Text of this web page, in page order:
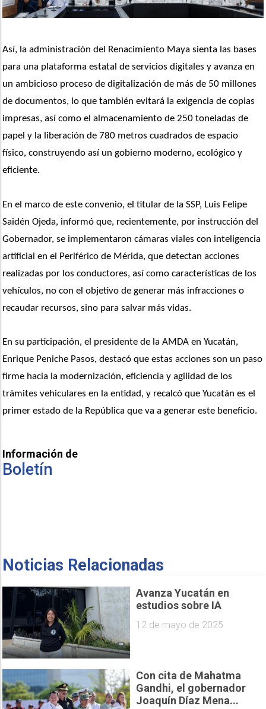
Así, la administración del Renacimiento Maya sienta las bases
para una plataforma estatal de servicios digitales y avanza en
un ambicioso proceso de digitalización de más de 50 millones
de documentos, lo que también evitará la exigencia de copias
impresas, así como el almacenamiento de 250 toneladas de
papel y la liberación de 780 metros cuadrados de espacio
físico, construyendo así un gobierno moderno, ecológico y
eficiente.
En el marco de este convenio, el titular de la SSP, Luis Felipe
Saidén Ojeda, informó que, recientemente, por instrucción del
Gobernador, se implementaron cámaras viales con inteligencia
artificial en el Periférico de Mérida, que detectan acciones
realizadas por los conductores, así como características de los
vehículos, no con el objetivo de generar más infracciones o
recaudar recursos, sino para salvar más vidas.
En su participación, el presidente de la AMDA en Yucatán,
Enrique Peniche Pasos, destacó que estas acciones son un paso
firme hacia la modernización, eficiencia y agilidad de los
trámites vehiculares en la entidad, y recalcó que Yucatán es el
primer estado de la República que va a generar este beneficio.
Información de
Boletín
Noticias Relacionadas
Avanza Yucatán en
estudios sobre IA
12 de mayo de 2025
Con cita de Mahatma
Gandhi, el gobernador
Joaquín Díaz Mena...